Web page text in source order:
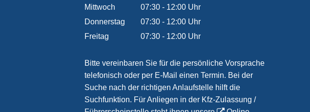
Von 07:30 bis 12:00 Uhr
Mittwoch 07:30 - 12:00 Uhr
Von 07:30 bis 12:00 Uhr
Donnerstag 07:30 - 12:00 Uhr
Von 07:30 bis 12:00 Uhr
Freitag 07:30 - 12:00 Uhr
Bitte vereinbaren Sie für die persönliche Vorsprache
telefonisch oder per E-Mail einen Termin. Bei der
Suche nach der richtigen Anlaufstelle hilft die
Suchfunktion. Für Anliegen in der Kfz-Zulassung /